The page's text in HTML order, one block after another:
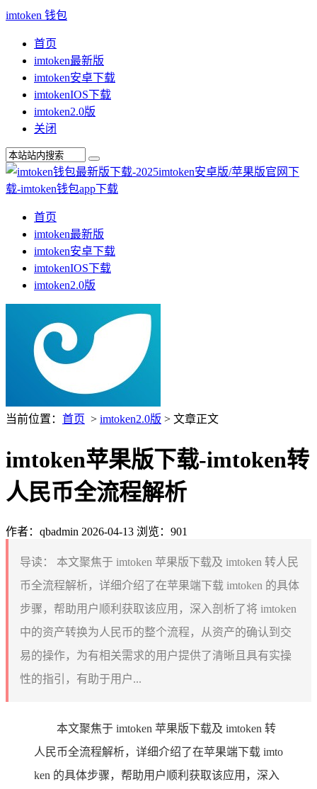
imtoken 钱包
首页
imtoken最新版
imtoken安卓下载
imtokenIOS下载
imtoken2.0版
关闭
首页
imtoken最新版
imtoken安卓下载
imtokenIOS下载
imtoken2.0版
当前位置： 首页 > imtoken2.0版 > 文章正文
imtoken苹果版下载-imtoken转
人民币全流程解析
作者：qbadmin 2026-04-13 浏览：901
导读：
本文聚焦于 imtoken 苹果版下载及 imtoken 转人民
币全流程解析，详细介绍了在苹果端下载 imtoken 的具体
步骤，帮助用户顺利获取该应用，深入剖析了将 imtoken
中的资产转换为人民币的整个流程，从资产的确认到交
易的操作，为有相关需求的用户提供了清晰且具有实操
性的指引，有助于用户...
本文聚焦于 imtoken 苹果版下载及 imtoken 转
人民币全流程解析，详细介绍了在苹果端下载 imto
ken 的具体步骤，帮助用户顺利获取该应用，深入